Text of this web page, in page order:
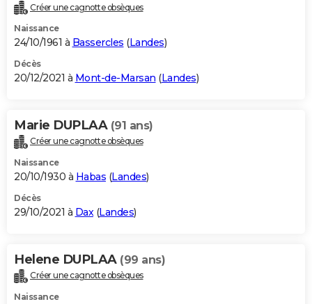
Créer une cagnotte obsèques
Naissance
24/10/1961 à Bassercles (Landes)
Décès
20/12/2021 à Mont-de-Marsan (Landes)
Marie DUPLAA (91 ans)
Créer une cagnotte obsèques
Naissance
20/10/1930 à Habas (Landes)
Décès
29/10/2021 à Dax(Landes)
Helene DUPLAA (99 ans)
Créer une cagnotte obsèques
Naissance